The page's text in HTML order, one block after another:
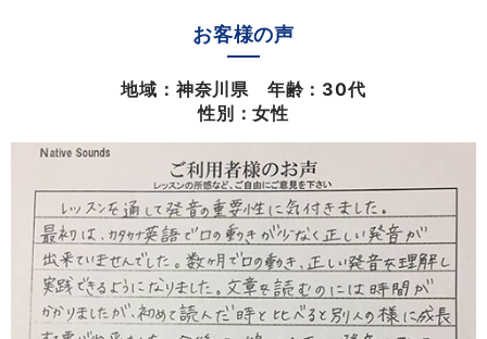
お客様の声
地域：神奈川県 年齢：30代
性別：女性